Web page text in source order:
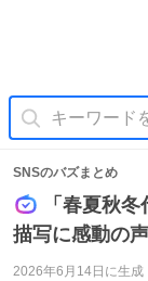
SNSのバズまとめ
「春夏秋
描写に感動の
2026年6月14日 に生成